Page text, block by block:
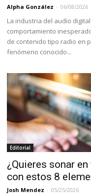
Alpha González - 06/08/2026
La industria del audio
comportamiento
de contenido tipo radio en
fenómeno conocido...
Editorial
¿Quieres sonar
con estos 8
Josh Mendez - 05/25/2026